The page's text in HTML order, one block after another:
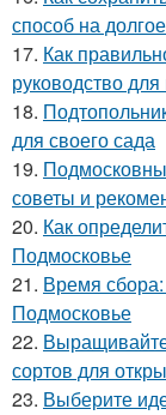
способ на
17. Как
руководство
18.
для своего сада
19.
советы и
20. Как
Подмосковье
21. Время сбора:
Подмосковье
22.
сортов для
23. Выберите